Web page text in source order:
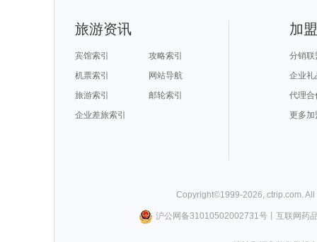
旅游资讯
宾馆索引
攻略索引
机票索引
网站导航
旅游索引
邮轮索引
企业差旅索引
加
分销联
企业礼
代理合
更多加
Copyright©1999-2026 ctrip.com .
沪公网备31010502002731号丨 互联网药